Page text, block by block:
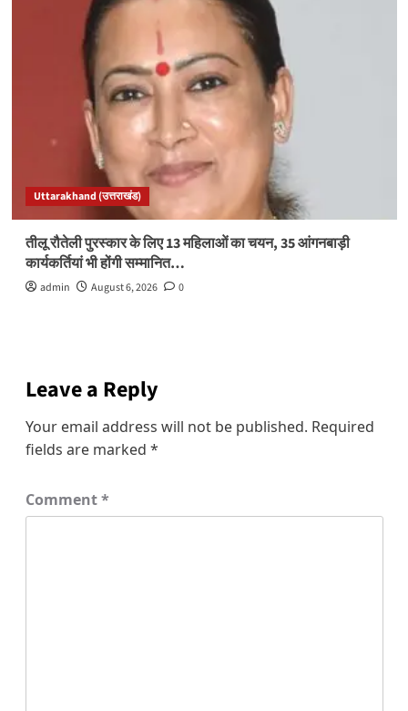
Uttarakhand (उत्तराखंड)
तीलू रौतेली पुरस्कार के लिए 13 महिलाओं का चयन, 35 आंगनबाड़ी
कार्यकर्तियां भी होंगी सम्मानित…
admin August 6, 2026 0
Leave a Reply
Your email address will not be published. Required
fields are marked *
Comment*